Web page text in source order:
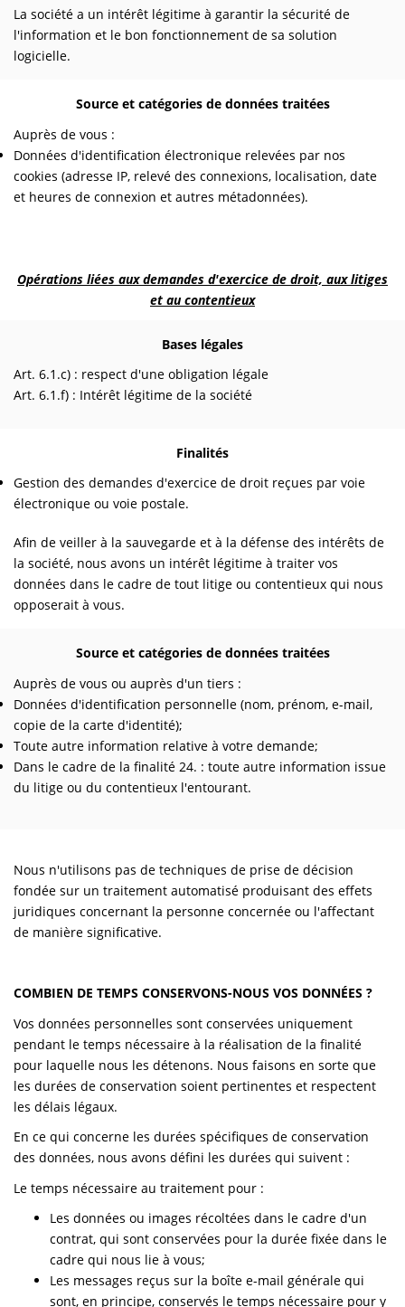
La société a un intérêt légitime à garantir la sécurité de
l'information et le bon fonctionnement de sa solution
logicielle.
Source et catégories de données traitées
Auprès de vous :
Données d'identification électronique relevées par nos
cookies (adresse IP, relevé des connexions, localisation, date
et heures de connexion et autres métadonnées).
Opérations liées aux demandes d'exercice de droit, aux litiges
et au contentieux
Bases légales
Art. 6.1.c) : respect d'une obligation légale
Art. 6.1.f) : Intérêt légitime de la société
Finalités
Gestion des demandes d'exercice de droit reçues par voie
électronique ou voie postale.
Afin de veiller à la sauvegarde et à la défense des intérêts de
la société, nous avons un intérêt légitime à traiter vos
données dans le cadre de tout litige ou contentieux qui nous
opposerait à vous.
Source et catégories de données traitées
Auprès de vous ou auprès d'un tiers :
Données d'identification personnelle (nom, prénom, e-mail,
copie de la carte d'identité);
Toute autre information relative à votre demande;
Dans le cadre de la finalité 24. : toute autre information issue
du litige ou du contentieux l'entourant.
Nous n'utilisons pas de techniques de prise de décision
fondée sur un traitement automatisé produisant des effets
juridiques concernant la personne concernée ou l'affectant
de manière significative.
COMBIEN DE TEMPS CONSERVONS-NOUS VOS DONNÉES ?
Vos données personnelles sont conservées uniquement
pendant le temps nécessaire à la réalisation de la finalité
pour laquelle nous les détenons. Nous faisons en sorte que
les durées de conservation soient pertinentes et respectent
les délais légaux.
En ce qui concerne les durées spécifiques de conservation
des données, nous avons défini les durées qui suivent :
Le temps nécessaire au traitement pour :
Les données ou images récoltées dans le cadre d'un
contrat, qui sont conservées pour la durée fixée dans le
cadre qui nous lie à vous;
Les messages reçus sur la boîte e-mail générale qui
sont, en principe, conservés le temps nécessaire pour y